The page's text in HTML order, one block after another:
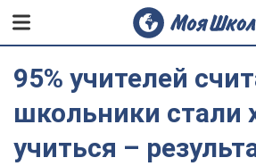
95% учителей
школьники стали
учиться –